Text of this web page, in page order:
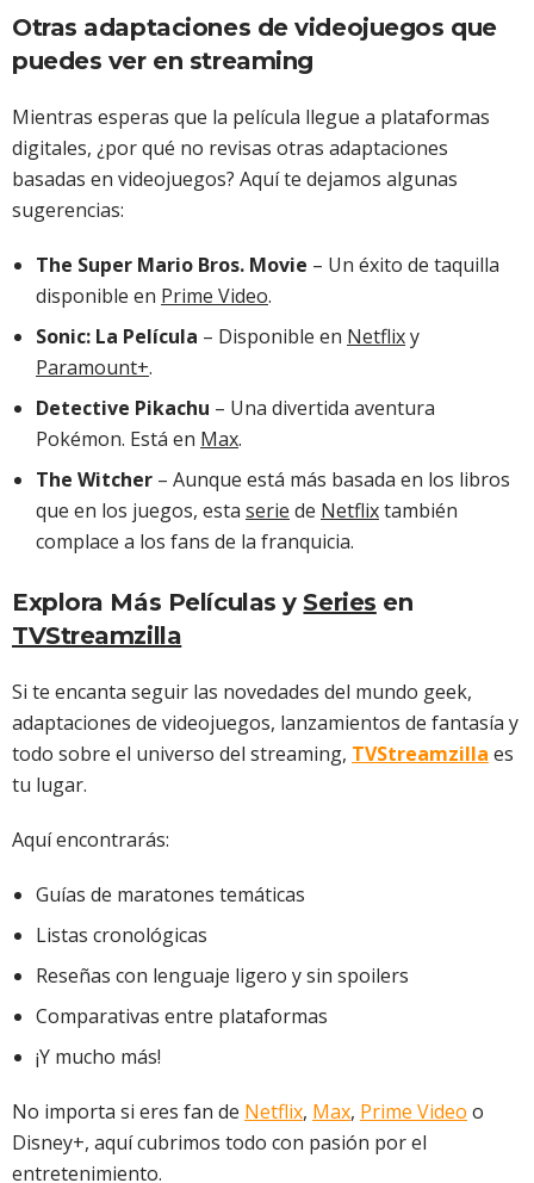
Otras adaptaciones de videojuegos que
puedes ver en streaming
Mientras esperas que la película llegue a plataformas
digitales, ¿por qué no revisas otras adaptaciones
basadas en videojuegos? Aquí te dejamos algunas
sugerencias:
The Super Mario Bros. Movie – Un éxito de taquilla
disponible en Prime Video.
Sonic: La Película – Disponible en Netflixy
Paramount+.
Detective Pikachu – Una divertida aventura
Pokémon. Está en Max.
The Witcher – Aunque está más basada en los libros
que en los juegos, esta serie de Netflixtambién
complace a los fans de la franquicia.
Explora Más Películas y Series en
TVStreamzilla
Si te encanta seguir las novedades del mundo geek,
adaptaciones de videojuegos, lanzamientos de fantasía y
todo sobre el universo del streaming, TVStreamzilla es
tu lugar.
Aquí encontrarás:
Guías de maratones temáticas
Listas cronológicas
Reseñas con lenguaje ligero y sin spoilers
Comparativas entre plataformas
¡Y mucho más!
No importa si eres fan de Netflix, Max, Prime Video o
Disney+, aquí cubrimos todo con pasión por el
entretenimiento.